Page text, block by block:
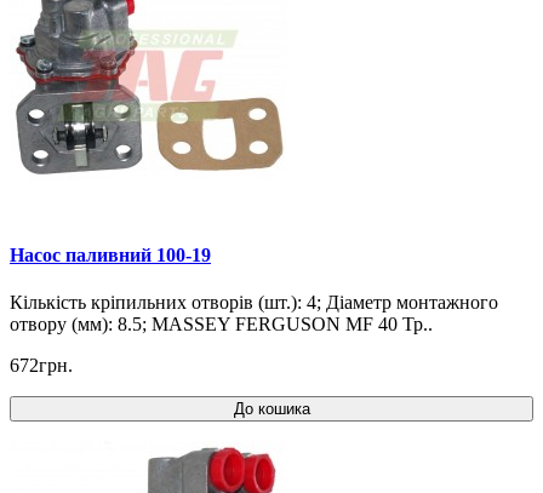
Насос паливний 100-19
Кількість кріпильних отворів (шт.): 4; Діаметр монтажного
отвору (мм): 8.5; MASSEY FERGUSON MF 40 Тр..
672грн.
До кошика